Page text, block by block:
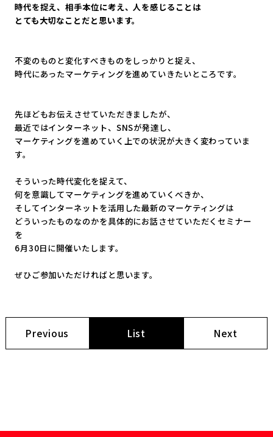
時代を捉え、相手本位に考え、人を感じることは
とても大切なことだと思います。
不変のものと変化すべきものをしっかりと捉え、
時代にあったマーケティングを進めていきたいところです。
先ほどもお伝えさせていただきましたが、
最近ではインターネット、SNSが発達し、
マーケティングを進めていく上での状況が大きく変わっていま
す。
そういった時代変化を捉えて、
何を意識してマーケティングを進めていくべきか、
そしてインターネットを活用した最新のマーケティングは
どういったものなのかを具体的にお話させていただくセミナー
を
6月30日に開催いたします。
ぜひご参加いただければと思います。
Previous List Next